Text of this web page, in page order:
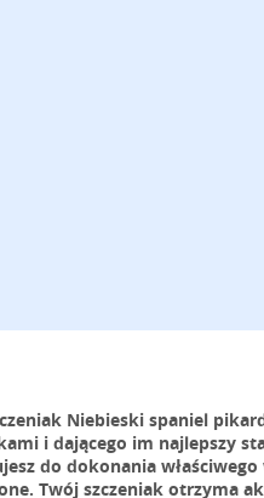
Niebieski spaniel
i dającego im najlepszy
do dokonania
Twój szczeniak otrzyma